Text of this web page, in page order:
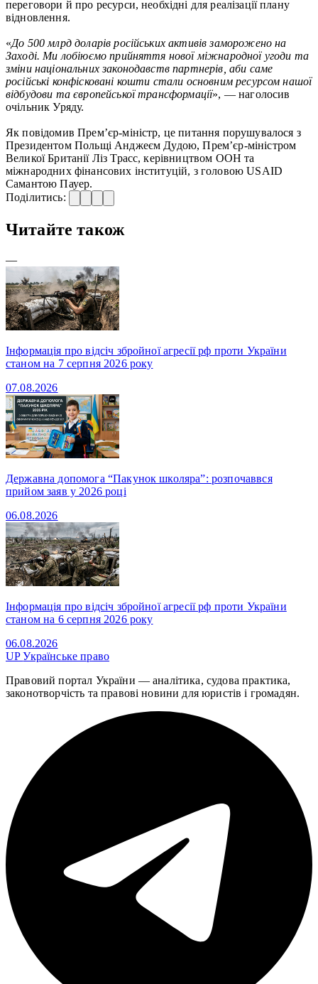
переговори й про ресурси, необхідні для реалізації плану
відновлення.
«До 500 млрд доларів російських активів заморожено на
Заході. Ми лобіюємо прийняття нової міжнародної угоди та
зміни національних законодавств партнерів, аби саме
російські конфісковані кошти стали основним ресурсом нашої
відбудови та європейської трансформації», — наголосив
очільник Уряду.
Як повідомив Прем’єр-міністр, це питання порушувалося з
Президентом Польщі Анджеєм Дудою, Прем’єр-міністром
Великої Британії Ліз Трасс, керівництвом ООН та
міжнародних фінансових інституцій, з головою USAID
Самантою Пауер.
Поділитись:
Читайте також
—
Інформація про відсіч збройної агресії рф проти України
станом на 7 серпня 2026 року
07.08.2026
Державна допомога “Пакунок школяра”: розпочаввся
прийом заяв у 2026 році
06.08.2026
Інформація про відсіч збройної агресії рф проти України
станом на 6 серпня 2026 року
06.08.2026
UPУкраїнське право
Правовий портал України — аналітика, судова практика,
законотворчість та правові новини для юристів і громадян.